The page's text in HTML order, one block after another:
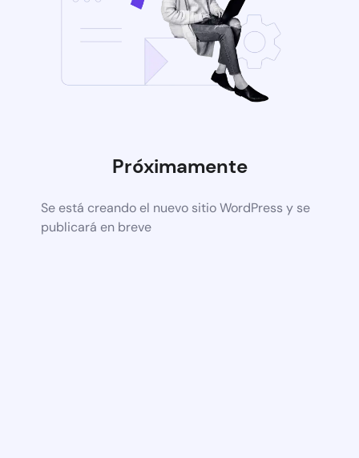
Próximamente
Se está creando el nuevo sitio WordPress y se
publicará en breve